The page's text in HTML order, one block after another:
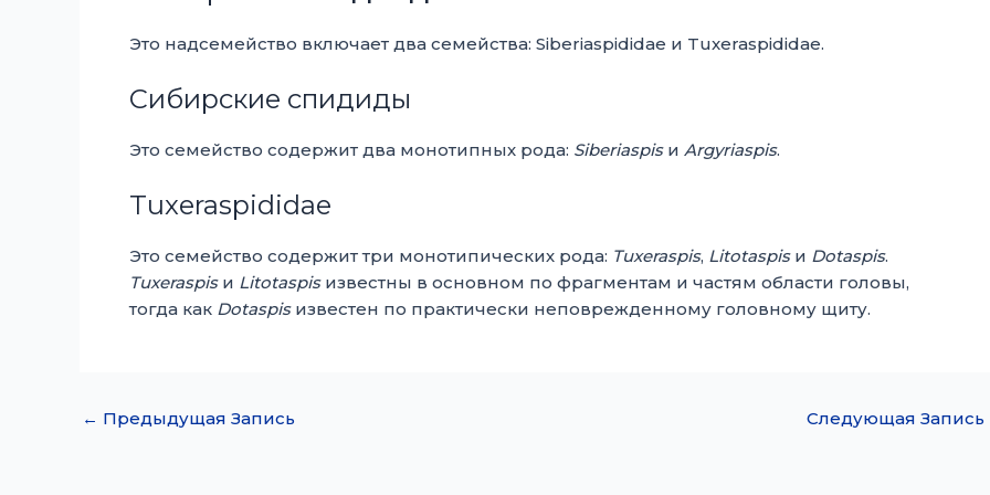
Это надсемейство включает два семейства: Siberiaspididae и Tuxeraspididae.
Сибирские спидиды
Это семейство содержит два монотипных рода: Siberiaspisи Argyriaspis.
Tuxeraspididae
Это семейство содержит три монотипических рода: Tuxeraspis, Litotaspisи Dotaspis.
Tuxeraspisи Litotaspisизвестны в основном по фрагментам и частям области головы,
тогда как Dotaspisизвестен по практически неповрежденному головному щиту.
← Предыдущая Запись Следующая Запись